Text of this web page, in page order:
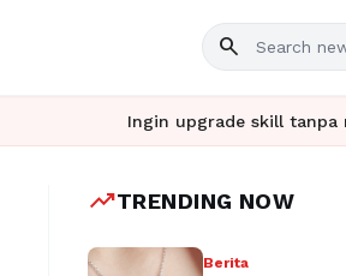
search
Ingin upgrade skill tanpa ribet?
trending_upTRENDING NOW
Berita